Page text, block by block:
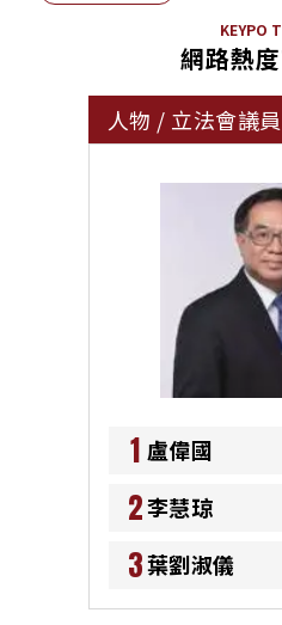
KEYPO
網路熱
人物 / 立法會議員
1 盧偉國
2李慧琼
3葉劉淑儀